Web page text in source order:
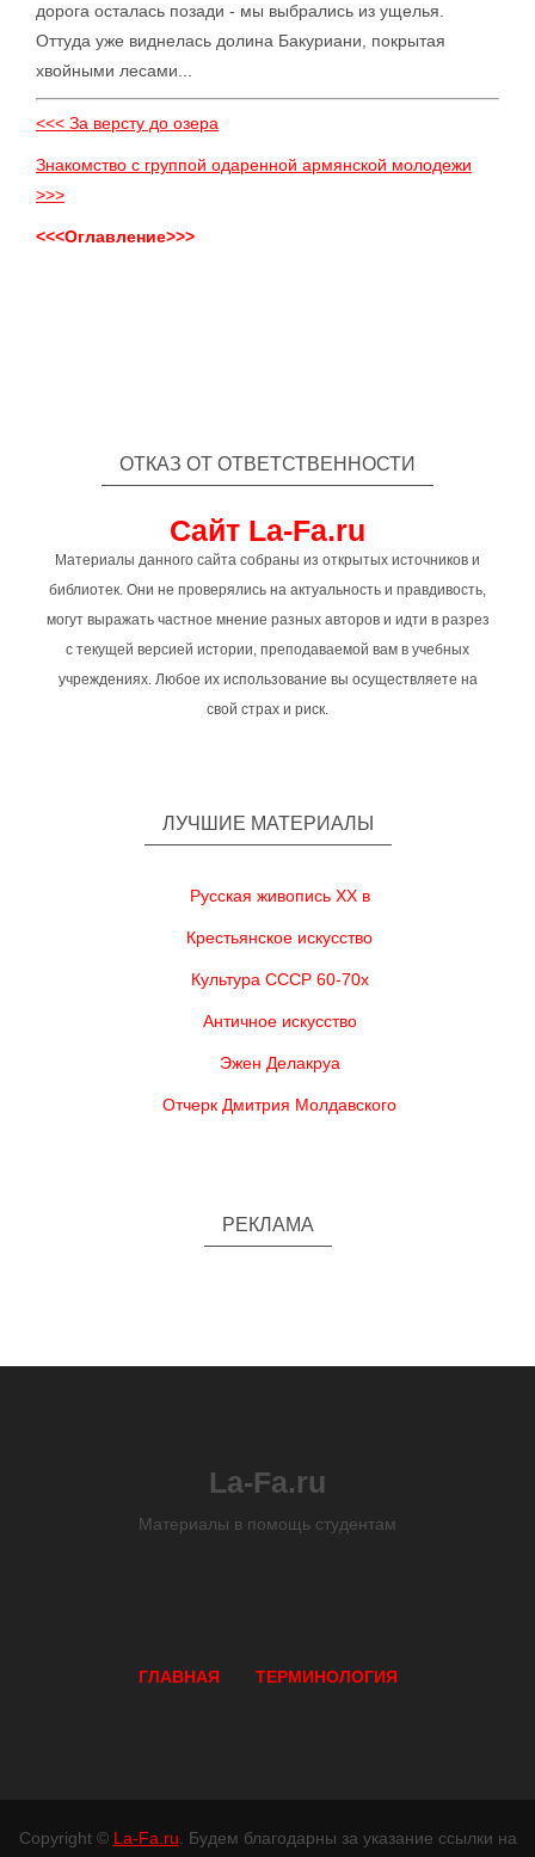
дорога осталась позади - мы выбрались из ущелья.
Оттуда уже виднелась долина Бакуриани, покрытая
хвойными лесами...
<<< За версту до озера
Знакомство с группой одаренной армянской молодежи
>>>
<<<Оглавление>>>
ОТКАЗ ОТ ОТВЕТСТВЕННОСТИ
Сайт La-Fa.ru
Материалы данного сайта собраны из открытых источников и
библиотек. Они не проверялись на актуальность и правдивость,
могут выражать частное мнение разных авторов и идти в разрез
с текущей версией истории, преподаваемой вам в учебных
учреждениях. Любое их использование вы осуществляете на
свой страх и риск.
ЛУЧШИЕ МАТЕРИАЛЫ
Русская живопись XX в
Крестьянское искусство
Культура СССР 60-70х
Античное искусство
Эжен Делакруа
Отчерк Дмитрия Молдавского
РЕКЛАМА
La-Fa.ru
Материалы в помощь студентам
ГЛАВНАЯ ТЕРМИНОЛОГИЯ
Copyright © La-Fa.ru . Будем благодарны за указание ссылки на